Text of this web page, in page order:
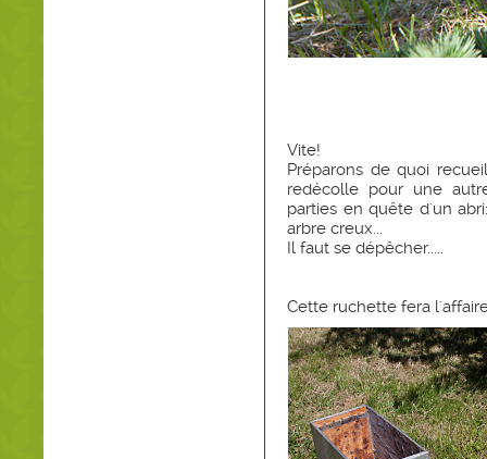
Vite!
Préparons de quoi
redécolle pour une
parties en quête d'un
arbre creux...
Il faut se dépêcher.....
Cette ruchette fera